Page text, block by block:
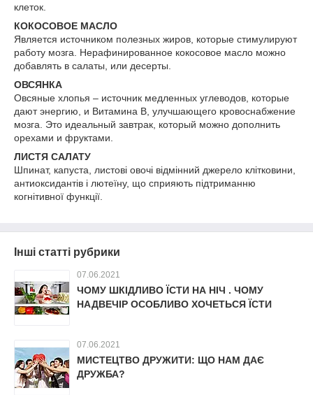
клеток.
КОКОСОВОЕ МАСЛО
Является источником полезных жиров, которые стимулируют
работу мозга. Нерафинированное кокосовое масло можно
добавлять в салаты, или десерты.
ОВСЯНКА
Овсяные хлопья – источник медленных углеводов, которые
дают энергию, и Витамина B, улучшающего кровоснабжение
мозга. Это идеальный завтрак, который можно дополнить
орехами и фруктами.
ЛИСТЯ САЛАТУ
Шпинат, капуста, листові овочі відмінний джерело клітковини,
антиоксидантів і лютеїну, що сприяють підтриманню
когнітивної функції.
Інші статті рубрики
07.06.2021
ЧОМУ ШКІДЛИВО ЇСТИ НА НІЧ . ЧОМУ
НАДВЕЧІР ОСОБЛИВО ХОЧЕТЬСЯ ЇСТИ
07.06.2021
МИСТЕЦТВО ДРУЖИТИ: ЩО НАМ ДАЄ
ДРУЖБА?